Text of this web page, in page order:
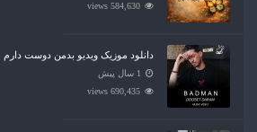
584,630 views
دانلود موزیک ویدیو بدمن دوست دارم
1 سال پیش
690,435 views